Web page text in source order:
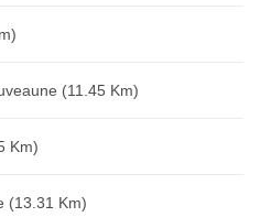
(11.45 Km)
Km)
(13.31 Km)